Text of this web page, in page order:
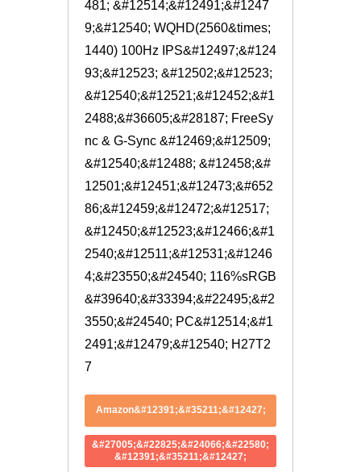
481; &#12514;&#12491;&#1247
9;&#12540; WQHD(2560&times;
1440) 100Hz IPS&#12497;&#124
93;&#12523; &#12502;&#12523;
&#12540;&#12521;&#12452;&#1
2488;&#36605;&#28187; FreeSy
nc & G-Sync &#12469;&#12509;
&#12540;&#12488; &#12458;&#
12501;&#12451;&#12473;&#652
86;&#12459;&#12472;&#12517;
&#12450;&#12523;&#12466;&#1
2540;&#12511;&#12531;&#1246
4;&#23550;&#24540; 116%sRGB
&#39640;&#33394;&#22495;&#2
3550;&#24540; PC&#12514;&#1
2491;&#12479;&#12540; H27T2
7
Amazon&#12391;&#35211;&#12427;
&#27005;&#22825;&#24066;&#22580;
&#12391;&#35211;&#12427;